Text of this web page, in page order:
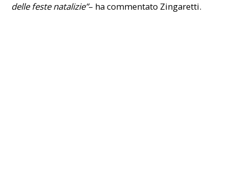
delle feste natalizie”– ha commentato Zingaretti.